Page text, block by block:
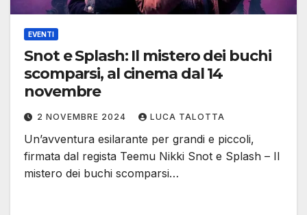
EVENTI
Snot e Splash: Il mistero dei buchi
scomparsi, al cinema dal 14
novembre
2 NOVEMBRE 2024 LUCA TALOTTA
Un’avventura esilarante per grandi e piccoli,
firmata dal regista Teemu Nikki Snot e Splash – Il
mistero dei buchi scomparsi…